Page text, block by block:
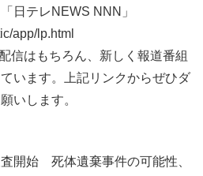
日テレNEWS NNN」
app/lp.html
信はもちろん、新しく報道番組
います。上記リンクからぜひダ
いします。
開始 死体遺棄事件の可能性、